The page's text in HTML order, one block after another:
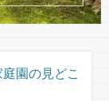
園の見どこ